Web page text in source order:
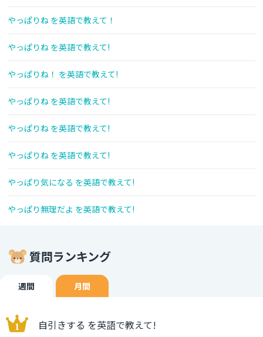
やっぱりね を英語で教えて！
やっぱりね を英語で教えて!
やっぱりね！ を英語で教えて!
やっぱりね を英語で教えて!
やっぱりね を英語で教えて!
やっぱりね を英語で教えて!
やっぱり気になる を英語で教えて!
やっぱり無理だよ を英語で教えて!
質問ランキング
週間 月間
自引きする を英語で教えて!